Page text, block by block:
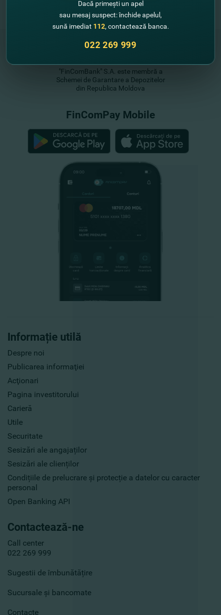
Informație utilă
Despre noi
Publicarea informaţiei
Acţionari
Pagina investitorului
Carieră
Utile
Securitate
Sesizări ale angajaților
Sesizări ale clienților
Condițiile de prelucrare și protecție a datelor cu caracter
personal
Open Banking API
Contactează-ne
Call center
022 269 999
Sugestii de îmbunătățire
Sucursale și bancomate
Contacte
"FinComBank" S.A. este membră a
Schemei de Garantare a Depozitelor
din Republica Moldova
FinComPay Mobile
Dacă primești un apel
sau mesaj suspect: închide apelul,
sună imediat 112, contactează banca.
022 269 999